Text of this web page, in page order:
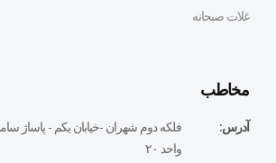
غلات صبحانه
مخاطب
آدرس:
فلكه دوم شهران -خيابان يكم - پاساژ
واحد ٢٠